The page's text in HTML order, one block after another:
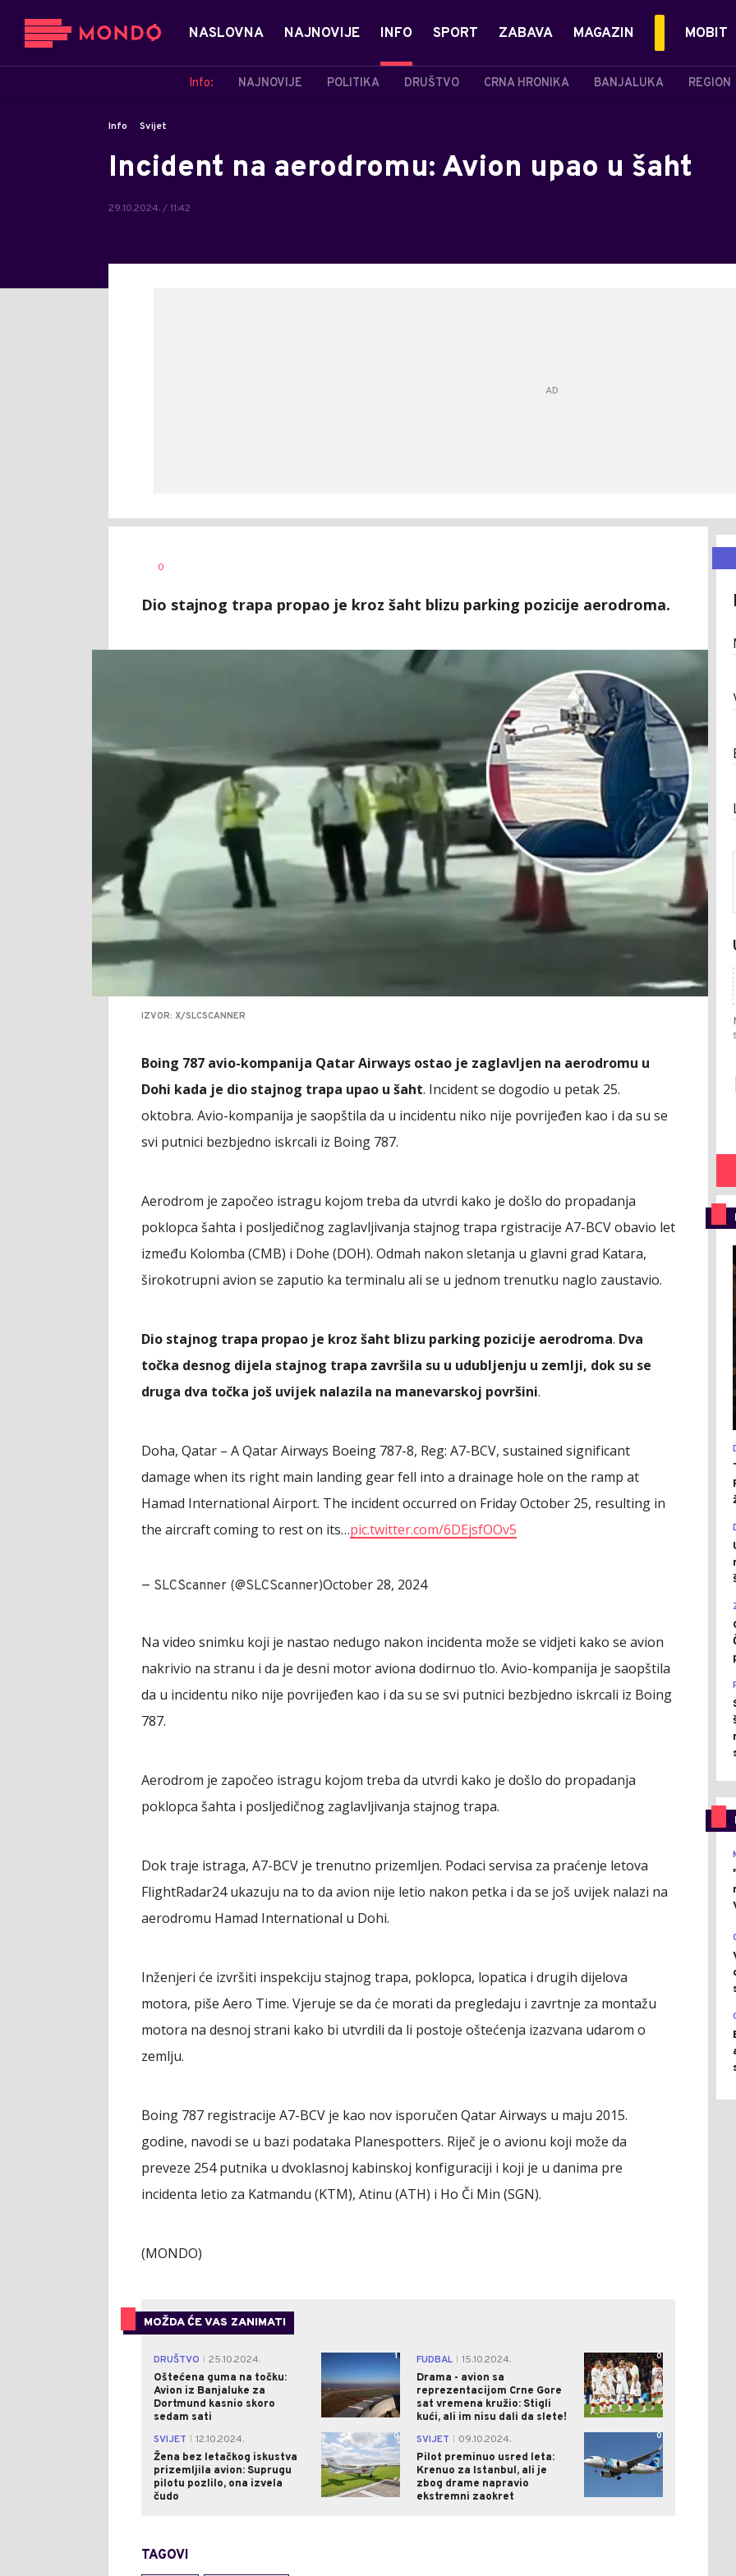
NASLOVNA NAJNOVIJE INFO
Info: NAJNOVIJE POLITIKA DRUŠTVO CRNA HRONIKA BANJALUKA REGION
SPORT ZABAVA MAGAZIN MOBIT
Info Svijet
Incident na aerodromu: Avion upao u šaht
29.10.2024. / 11:42
AUTOR
0
Dio stajnog trapa propao je kroz šaht blizu parking pozicije aerodroma.
IZVOR: X/SLCSCANNER
Boing 787 avio-kompanija Qatar Airways ostao je zaglavljen na aerodromu u
Dohi kada je dio stajnog trapa upao u šaht. Incident se dogodio u petak 25.
oktobra. Avio-kompanija je saopštila da u incidentu niko nije povrijeđen kao i da su se
svi putnici bezbjedno iskrcali iz Boing 787.
Aerodrom je započeo istragu kojom treba da utvrdi kako je došlo do propadanja
poklopca šahta i posljedičnog zaglavljivanja stajnog trapa rgistracije A7-BCV obavio let
između Kolomba (CMB) i Dohe (DOH). Odmah nakon sletanja u glavni grad Katara,
širokotrupni avion se zaputio ka terminalu ali se u jednom trenutku naglo zaustavio.
Dio stajnog trapa propao je kroz šaht blizu parking pozicije aerodroma. Dva
točka desnog dijela stajnog trapa završila su u udubljenju u zemlji, dok su se
druga dva točka još uvijek nalazila na manevarskoj površini.
Doha, Qatar – A Qatar Airways Boeing 787-8, Reg: A7-BCV, sustained significant
damage when its right main landing gear fell into a drainage hole on the ramp at
Hamad International Airport. The incident occurred on Friday October 25, resulting in
the aircraft coming to rest on its…pic.twitter.com/6DEjsfOOv5
— SLCScanner (@SLCScanner)October 28, 2024
Na video snimku koji je nastao nedugo nakon incidenta može se vidjeti kako se avion
nakrivio na stranu i da je desni motor aviona dodirnuo tlo. Avio-kompanija je saopštila
da u incidentu niko nije povrijeđen kao i da su se svi putnici bezbjedno iskrcali iz Boing
787.
Aerodrom je započeo istragu kojom treba da utvrdi kako je došlo do propadanja
poklopca šahta i posljedičnog zaglavljivanja stajnog trapa.
Dok traje istraga, A7-BCV je trenutno prizemljen. Podaci servisa za praćenje letova
FlightRadar24 ukazuju na to da avion nije letio nakon petka i da se još uvijek nalazi na
aerodromu Hamad International u Dohi.
Inženjeri će izvršiti inspekciju stajnog trapa, poklopca, lopatica i drugih dijelova
motora, piše Aero Time. Vjeruje se da će morati da pregledaju i zavrtnje za montažu
motora na desnoj strani kako bi utvrdili da li postoje oštećenja izazvana udarom o
zemlju.
Boing 787 registracije A7-BCV je kao nov isporučen Qatar Airways u maju 2015.
godine, navodi se u bazi podataka Planespotters. Riječ je o avionu koji može da
preveze 254 putnika u dvoklasnoj kabinskoj konfiguraciji i koji je u danima pre
incidenta letio za Katmandu (KTM), Atinu (ATH) i Ho Či Min (SGN).
(MONDO)
MOŽDA ĆE VAS ZANIMATI
DRUŠTVO
25.10.2024.
Oštećena guma na točku:
Avion iz Banjaluke za
Dortmund kasnio skoro
sedam sati
1 FUDBAL
15.10.2024.
Drama - avion sa
reprezentacijom Crne Gore
sat vremena kružio: Stigli
kući, ali im nisu dali da slete!
0
SVIJET
12.10.2024.
Žena bez letačkog iskustva
prizemljila avion: Suprugu
pilotu pozlilo, ona izvela
čudo
0 SVIJET
09.10.2024.
Pilot preminuo usred leta:
Krenuo za Istanbul, ali je
zbog drame napravio
ekstremni zaokret
0
TAGOVI